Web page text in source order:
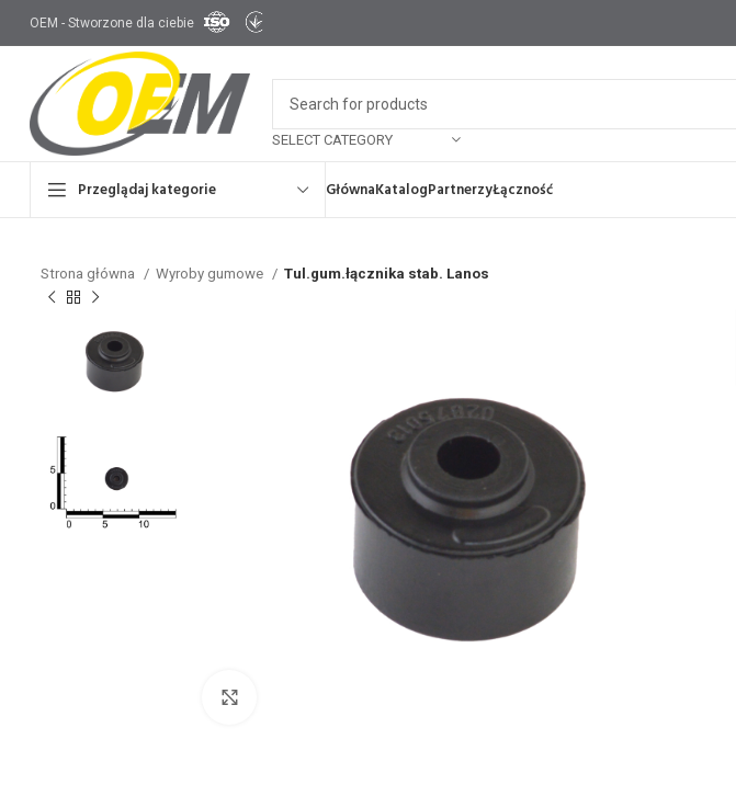
OEM - Stworzone dla ciebie
SELECT CATEGORY
Przeglądaj kategorie GłównaKatalogPartnerzyŁączność
Strona główna Wyroby gumowe Tul.gum.łącznika stab. Lanos